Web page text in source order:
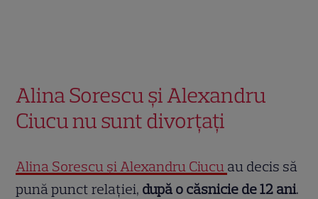
Alina Sorescu și Alexandru
Ciucu nu sunt divorțați
Alina Sorescu și Alexandru Ciucu au decis să
pună punct relației, după o căsnicie de 12 ani.